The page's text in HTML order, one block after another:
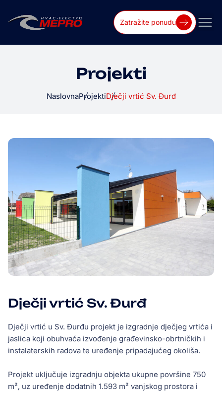
Zatražite ponudu
Projekti
NaslovnaProjektiDječji vrtić Sv. Đurđ
Dječji vrtić Sv. Đurđ
Dječji vrtić u Sv. Đurđu projekt je izgradnje dječjeg vrtića i
jaslica koji obuhvaća izvođenje građevinsko-obrtničkih i
instalaterskih radova te uređenje pripadajućeg okoliša.
Projekt uključuje izgradnju objekta ukupne površine 750
m², uz uređenje dodatnih 1.593 m² vanjskog prostora i